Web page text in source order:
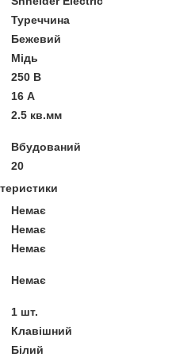
Туреччина
Бежевий
Мідь
250 В
16 А
2.5 кв.мм
Вбудований
20
Немає
Немає
Немає
Немає
1 шт.
Клавішний
Білий